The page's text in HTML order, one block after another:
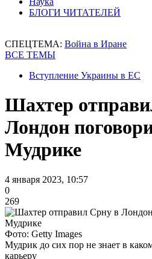
БЛОГИ ЧИТАТЕЛЕЙ
СПЕЦТЕМА: Война в Иране
ВСЕ ТЕМЫ
Вступление Украины в ЕС
Шахтер
Лондон
Мудрике
4 января 2023, 10:57
0
269
Фото: Getty Images
Мудрик до сих пор не знает в
карьеру